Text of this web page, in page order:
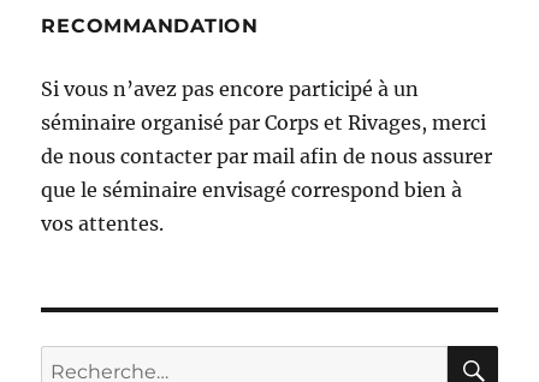
RECOMMANDATION
Si vous n’avez pas encore participé à un
séminaire organisé par Corps et Rivages, merci
de nous contacter par mail afin de nous assurer
que le séminaire envisagé correspond bien à
vos attentes.
Recherche